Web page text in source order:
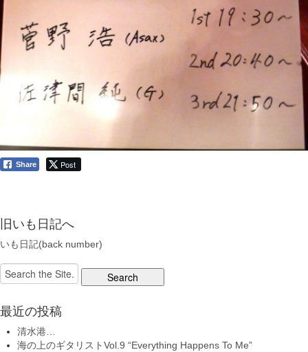
Share Post
旧いも日記へ
いも日記(back number)
Search
for:
最近の投稿
清水港…
海の上のギタリストVol.9 “Everything Happens To Me”